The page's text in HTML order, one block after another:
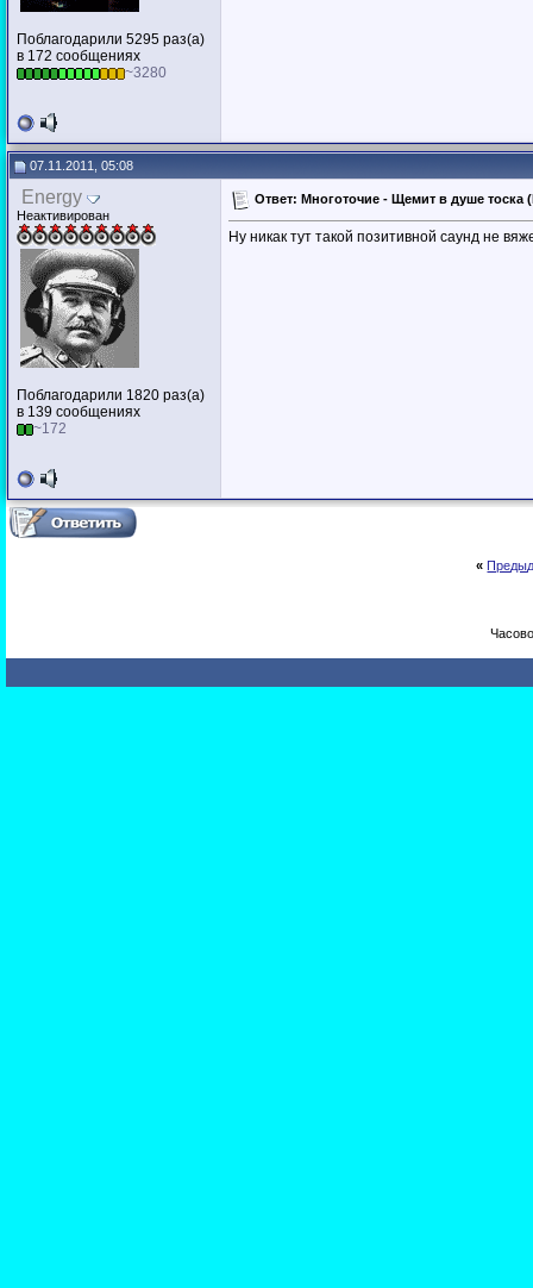
Поблагодарили 5295 раз(а)
в 172 сообщениях
~3280
07.11.2011, 05:08
Energy
Неактивирован
Поблагодарили 1820 раз(а)
в 139 сообщениях
~172
Ответ: Многоточие - Щемит в душе тоска
Ну никак тут такой позитивной саунд не
«